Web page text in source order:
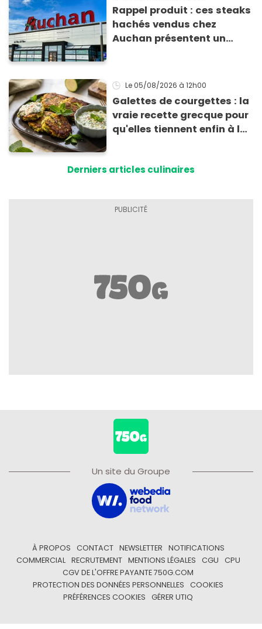
Rappel produit : ces steaks
hachés vendus chez
Auchan présentent un
Le 05/08/2026 à 12h00
Galettes de courgettes : la
vraie recette grecque pour
qu'elles tiennent enfin à la
Derniers articles culinaires
Un site du Groupe
À PROPOS CONTACT NEWSLETTER
NOTIFICATIONS
COMMERCIAL
RECRUTEMENT MENTIONS LÉGALES CGU
CPU
CGV DE L'OFFRE PAYANTE 750G.COM
PROTECTION DES DONNÉES PERSONNELLES
COOKIES
PRÉFÉRENCES COOKIES
GÉRER UTIQ